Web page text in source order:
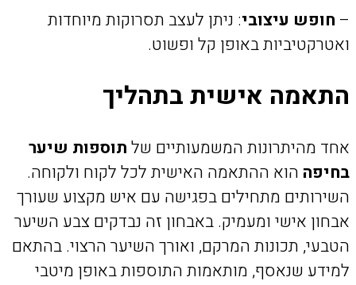
– חופש עיצובי: ניתן לעצב תסרוקות מיוחדות
ואטרקטיביות באופן קל ופשוט.
התאמה אישית בתהליך
אחד מהיתרונות המשמעותיים שלתוספות שיער
בחיפה הוא ההתאמה האישית לכל לקוח ולקוחה.
השירותים מתחילים בפגישה עם איש מקצוע שעורך
אבחון אישי ומעמיק. באבחון זה נבדקים צבע השיער
הטבעי, תכונות המרקם, ואורך השיער הרצוי. בהתאם
למידע שנאסף, מותאמות התוספות באופן מיטבי